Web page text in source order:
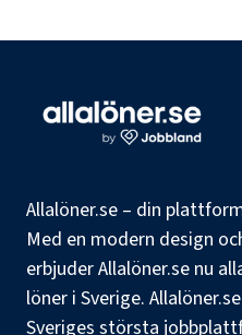
Allalöner.se – din
Med en modern design
erbjuder Allalöner.se nu
löner i Sverige.
Sveriges största